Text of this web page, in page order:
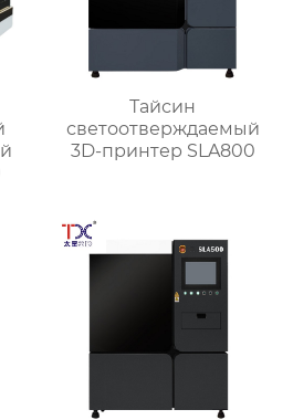
Тайсин
светоотверждаемый
3D-принтер SLA800